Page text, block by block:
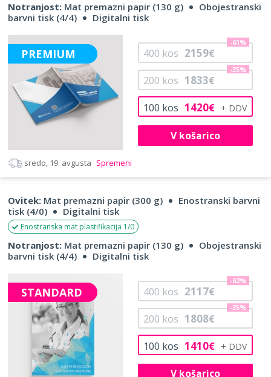
Notranjost: Mat premazni papir (130 g)
Obojestranski
barvni tisk (4/4)
Digitalni tisk
PREMIUM
100 kos 1420€
200 kos 1833€
-35%
400 kos 2159€
-61%
V košarico
sredo, 19. avgusta Spremeni
Ovitek: Mat premazni papir (300 g)
Enostranski barvni
tisk (4/0)
Digitalni tisk
Enostranska mat plastifikacija 1/0
Notranjost: Mat premazni papir (130 g)
Obojestranski
barvni tisk (4/4)
Digitalni tisk
STANDARD
100 kos 1410€
200 kos 1808€
-35%
400 kos 2117€
-62%
V košarico